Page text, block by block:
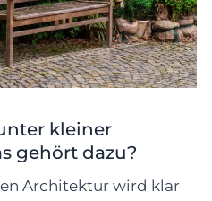
kleiner
gehört dazu?
Architektur wird klar